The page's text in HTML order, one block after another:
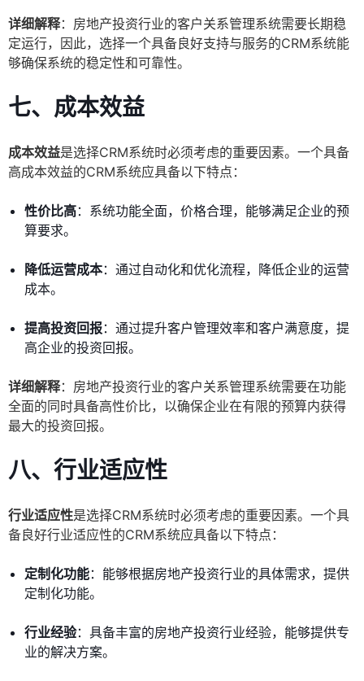
详细解释：房地产投资行业的客户关系管理系统需要长期稳
定运行，因此，选择一个具备良好支持与服务的CRM系统能
够确保系统的稳定性和可靠性。
七、成本效益
成本效益是选择CRM系统时必须考虑的重要因素。一个具备
高成本效益的CRM系统应具备以下特点：
性价比高：系统功能全面，价格合理，能够满足企业的预
算要求。
降低运营成本：通过自动化和优化流程，降低企业的运营
成本。
提高投资回报：通过提升客户管理效率和客户满意度，提
高企业的投资回报。
详细解释：房地产投资行业的客户关系管理系统需要在功能
全面的同时具备高性价比，以确保企业在有限的预算内获得
最大的投资回报。
八、行业适应性
行业适应性是选择CRM系统时必须考虑的重要因素。一个具
备良好行业适应性的CRM系统应具备以下特点：
定制化功能：能够根据房地产投资行业的具体需求，提供
定制化功能。
行业经验：具备丰富的房地产投资行业经验，能够提供专
业的解决方案。